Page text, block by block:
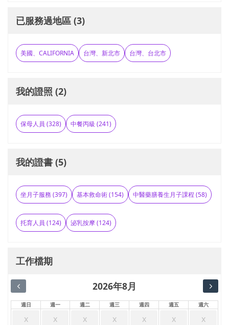
已服務過地區 (3)
美國、CALIFORNIA 台灣、新北市 台灣、台北市
我的證照 (2)
保母人員 (328) 中餐丙級 (241)
我的證書 (5)
坐月子服務 (397) 基本救命術 (154) 中醫藥膳養生月子課程 (58)
托育人員 (124) 泌乳按摩 (124)
工作檔期
2026年8月
週日 週一 週二 週三 週四 週五 週六
x x x x x x
x